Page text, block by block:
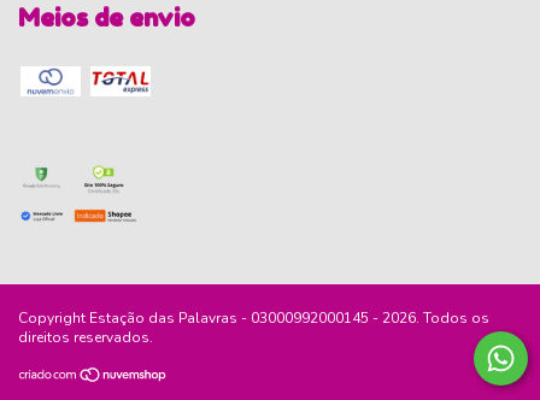
Meios de envio
Copyright Estação das Palavras - 03000992000145 - 2026. Todos os
direitos reservados.